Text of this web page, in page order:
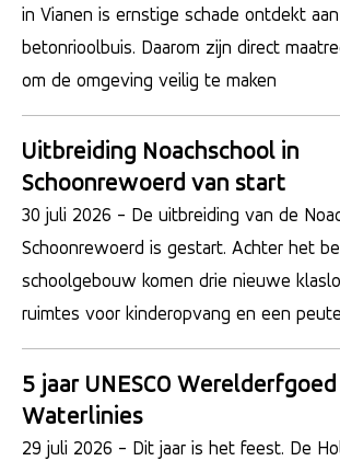
in Vianen is ernstige schade ontdekt
betonrioolbuis. Daarom zijn direct
om de omgeving veilig te maken
Uitbreiding Noachschool in
Schoonrewoerd van start
30 juli 2026 - De uitbreiding van de
Schoonrewoerd is gestart. Achter het
schoolgebouw komen drie nieuwe
ruimtes voor kinderopvang en een
5 jaar UNESCO
Waterlinies
29 juli 2026 - Dit jaar is het feest. De